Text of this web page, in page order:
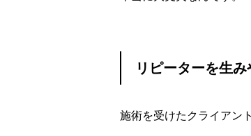
リピーターを生
施術を受けたクライアン